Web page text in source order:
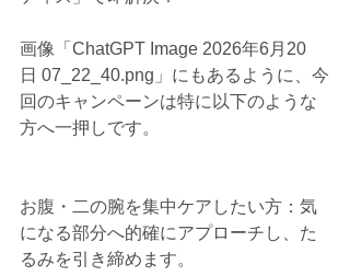
画像「ChatGPT Image 2026年6月20
日 07_22_40.png」にもあるように、今
回のキャンペーンは特に以下のような
方へ一押しです。
お腹・二の腕を集中ケアしたい方：気
になる部分へ的確にアプローチし、た
るみを引き締めます。